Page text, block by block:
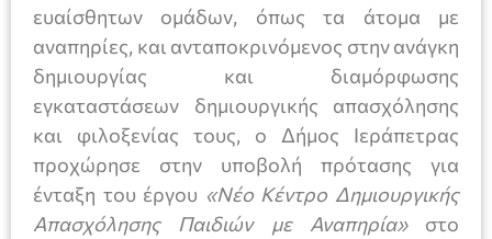
ευαίσθητων ομάδων, όπως τα άτομα με
αναπηρίες, και ανταποκρινόμενος στην ανάγκη
δημιουργίας και διαμόρφωσης
εγκαταστάσεων δημιουργικής απασχόλησης
και φιλοξενίας τους, ο Δήμος Ιεράπετρας
προχώρησε στην υποβολή πρότασης για
ένταξη του έργου «Νέο Κέντρο Δημιουργικής
Απασχόλησης Παιδιών με Αναπηρία»στο